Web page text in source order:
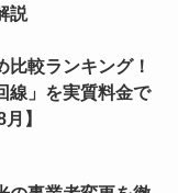
説
比較ランキング！
線」を実質料金で
】